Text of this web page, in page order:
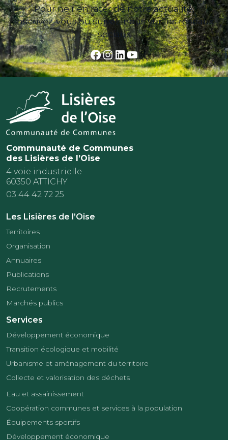
Pour ne rien rater de notre actualité,
inscrivez-vous ou suivez-nous sur les réseaux
sociaux
Facebook
Instagram
LinkedIn
YouTube
Communauté de Communes
des Lisières de l’Oise
4 voie industrielle
60350 ATTICHY
03 44 42 72 25
Les Lisières de l’Oise
Territoires
Organisation
Annuaires
Publications
Recrutements
Marchés publics
Services
Développement économique
Transition écologique et mobilité
Urbanisme et aménagement du territoire
Collecte et valorisation des déchets
Eau et assainissement
Coopération communes et services à la population
Équipements sportifs
Développement économique